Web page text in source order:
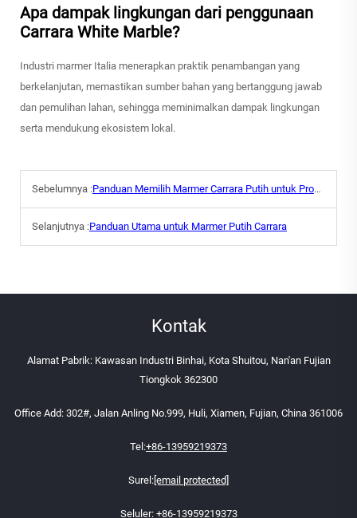
Apa dampak lingkungan dari penggunaan
Carrara White Marble?
Industri marmer Italia menerapkan praktik penambangan yang
berkelanjutan, memastikan sumber bahan yang bertanggung jawab
dan pemulihan lahan, sehingga meminimalkan dampak lingkungan
serta mendukung ekosistem lokal.
Sebelumnya :Panduan Memilih Marmer Carrara Putih untuk Proyek Anda
Selanjutnya :Panduan Utama untuk Marmer Putih Carrara
Kontak
Alamat Pabrik: Kawasan Industri Binhai, Kota Shuitou, Nan'an Fujian
Tiongkok 362300
Office Add: 302#, Jalan Anling No.999, Huli, Xiamen, Fujian, China 361006
Tel:+86-13959219373
Surel: [email protected]
Seluler: +86-13959219373